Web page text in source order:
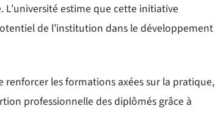
estime que cette initiative
de l’institution dans le développement
les formations axées sur la pratique,
professionnelle des diplômés grâce à